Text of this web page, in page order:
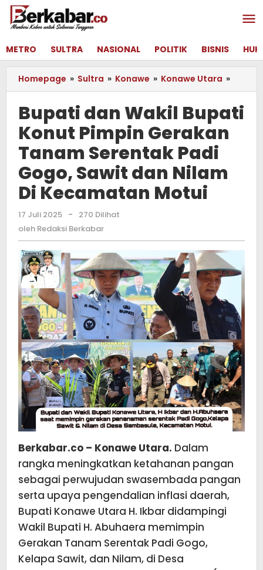
Lewati
konten
METRO
SULTRA NASIONAL POLITIK BISNIS
Homepage » Sultra » Konawe » Konawe Utara »
dan
Wakil
Bupati
Nilam
Di
Motui
Bupati dan Wakil Bupati
Konut Pimpin Gerakan
Tanam Serentak Padi
Gogo, Sawit dan Nilam
Di Kecamatan Motui
17 Juli 2025 oleh
Redaksi
-
270 Dilihat
oleh Redaksi Berkabar
Berkabar.co – Konawe Utara. Dalam
rangka meningkatkan ketahanan pangan
sebagai perwujudan swasembada pangan
serta upaya pengendalian inflasi daerah,
Bupati Konawe Utara H. Ikbar didampingi
Wakil Bupati H. Abuhaera memimpin
Gerakan Tanam Serentak Padi Gogo,
Kelapa Sawit, dan Nilam, di Desa